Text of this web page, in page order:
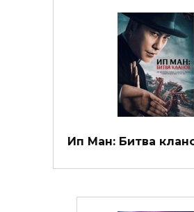
Ип Ман: Битва